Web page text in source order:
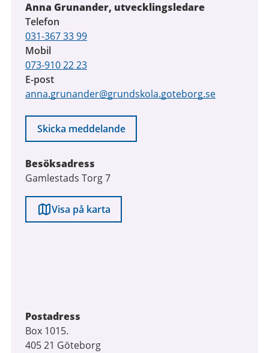
Anna Grunander, utvecklingsledare
Telefon
031-367 33 99
Mobil
073-910 22 23
E-post
anna.grunander@grundskola.goteborg.se
Skicka meddelande
Besöksadress
Gamlestads Torg 7
Visa på karta
Postadress
Box 1015.
405 21 Göteborg